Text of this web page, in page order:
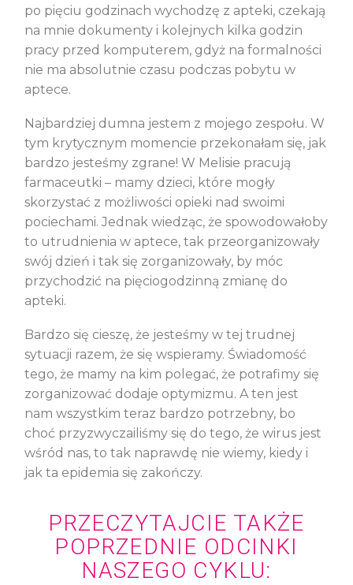
po pięciu godzinach wychodzę z apteki, czekają
na mnie dokumenty i kolejnych kilka godzin
pracy przed komputerem, gdyż na formalności
nie ma absolutnie czasu podczas pobytu w
aptece.
Najbardziej dumna jestem z mojego zespołu. W
tym krytycznym momencie przekonałam się, jak
bardzo jesteśmy zgrane! W Melisie pracują
farmaceutki – mamy dzieci, które mogły
skorzystać z możliwości opieki nad swoimi
pociechami. Jednak wiedząc, że spowodowałoby
to utrudnienia w aptece, tak przeorganizowały
swój dzień i tak się zorganizowały, by móc
przychodzić na pięciogodzinną zmianę do
apteki.
Bardzo się cieszę, że jesteśmy w tej trudnej
sytuacji razem, że się wspieramy. Świadomość
tego, że mamy na kim polegać, że potrafimy się
zorganizować dodaje optymizmu. A ten jest
nam wszystkim teraz bardzo potrzebny, bo
choć przyzwyczailiśmy się do tego, że wirus jest
wśród nas, to tak naprawdę nie wiemy, kiedy i
jak ta epidemia się zakończy.
PRZECZYTAJCIE TAKŻE
POPRZEDNIE ODCINKI
NASZEGO CYKLU: